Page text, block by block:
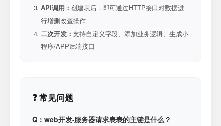
API调用： 创建表后，即可通过HTTP接口对数据进
行增删改查操作
二次开发： 支持自定义字段、添加业务逻辑、生成小
程序/APP后端接口
❓ 常见问题
Q：web开发-服务器请求表表的主键是什么？